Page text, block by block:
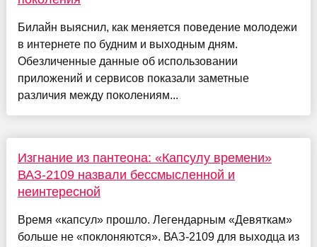
Билайн выяснил, как меняется поведение молодежи
в интернете по будним и выходным дням.
Обезличенные данные об использовании
приложений и сервисов показали заметные
различия между поколениям...
Изгнание из пантеона: «Капсулу времени»
ВАЗ-2109 назвали бессмысленной и
неинтересной
Время «капсул» прошло. Легендарным «Девяткам»
больше не «поклоняются». ВАЗ-2109 для выходца из